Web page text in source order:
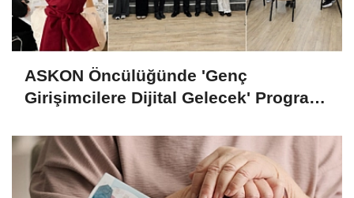
ASKON Öncülüğünde 'Genç